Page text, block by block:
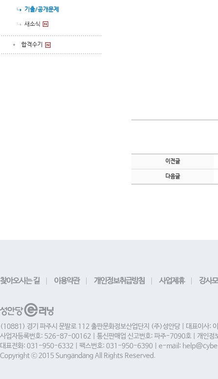
기출/공개문제
새소식
합격수기
이전글
다음글
찾아오시는 길 이용약관 개인정보취급방침 사업제휴 강사
(10881) 경기 파주시 문발로 112 출판문화정보산업단지 (주)성안당 | 대표이사:
사업자등록번호: 526-87-00162 | 통신판매업 신고번호: 파주-7090호 | 개인정
대표전화: 031-950-6332 | 팩스번호: 031-950-6390 | e-mail:
Copyright ⓒ 2015 Sungandang All Rights Reserved.